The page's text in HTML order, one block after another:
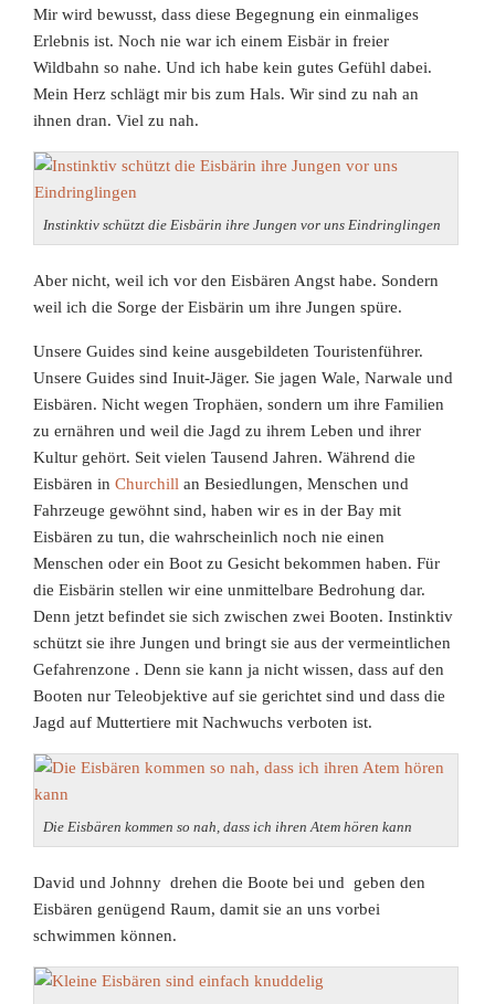
Mir wird bewusst, dass diese Begegnung ein einmaliges
Erlebnis ist. Noch nie war ich einem Eisbär in freier
Wildbahn so nahe. Und ich habe kein gutes Gefühl dabei.
Mein Herz schlägt mir bis zum Hals. Wir sind zu nah an
ihnen dran. Viel zu nah.
Instinktiv schützt die Eisbärin ihre Jungen vor uns Eindringlingen
Aber nicht, weil ich vor den Eisbären Angst habe. Sondern
weil ich die Sorge der Eisbärin um ihre Jungen spüre.
Unsere Guides sind keine ausgebildeten Touristenführer.
Unsere Guides sind Inuit-Jäger. Sie jagen Wale, Narwale und
Eisbären. Nicht wegen Trophäen, sondern um ihre Familien
zu ernähren und weil die Jagd zu ihrem Leben und ihrer
Kultur gehört. Seit vielen Tausend Jahren. Während die
Eisbären inChurchill an Besiedlungen, Menschen und
Fahrzeuge gewöhnt sind, haben wir es in der Bay mit
Eisbären zu tun, die wahrscheinlich noch nie einen
Menschen oder ein Boot zu Gesicht bekommen haben. Für
die Eisbärin stellen wir eine unmittelbare Bedrohung dar.
Denn jetzt befindet sie sich zwischen zwei Booten. Instinktiv
schützt sie ihre Jungen und bringt sie aus der vermeintlichen
Gefahrenzone . Denn sie kann ja nicht wissen, dass auf den
Booten nur Teleobjektive auf sie gerichtet sind und dass die
Jagd auf Muttertiere mit Nachwuchs verboten ist.
Die Eisbären kommen so nah, dass ich ihren Atem hören kann
David und Johnny drehen die Boote bei und geben den
Eisbären genügend Raum, damit sie an uns vorbei
schwimmen können.